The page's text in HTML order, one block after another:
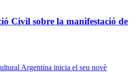
Civil sobre la manifestació de